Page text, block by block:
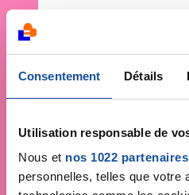
Consentement Détails
Utilisation responsable de
Nous et nos 1022 partenaires
personnelles, telles que votre